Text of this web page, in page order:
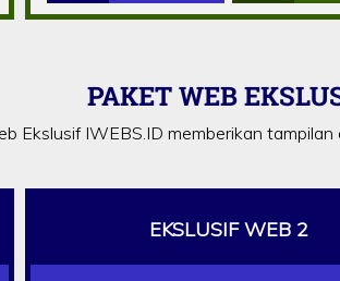
PAKET WEB
Ekslusif IWEBS.ID memberikan
EKSLUSIF WEB 2